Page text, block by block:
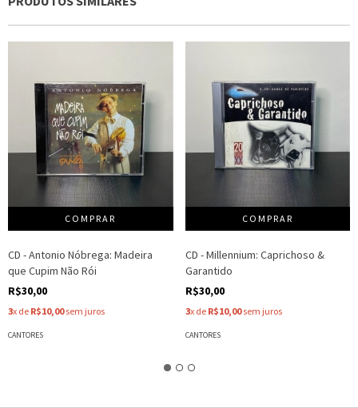
CD - Antonio Nóbrega: Madeira
que Cupim Não Rói
R$30,00
3x de R$10,00sem juros
CANTORES
CD - Millennium: Caprichoso &
Garantido
R$30,00
3x de R$10,00sem juros
CANTORES